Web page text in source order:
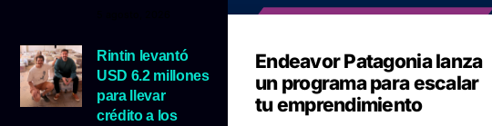
Rintin levantó
USD 6.2 millones
para llevar
crédito a los
Endeavor Patagonia lanza
un programa para escalar
tu emprendimiento